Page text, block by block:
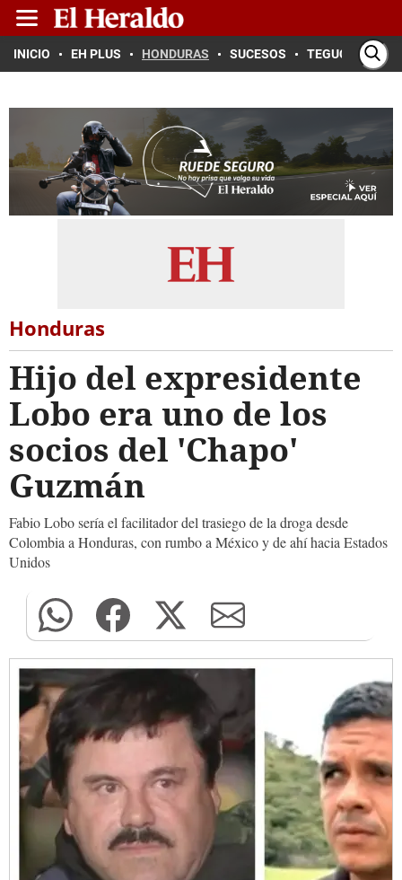
INICIO EH PLUS HONDURAS SUCESOS TEGUCIGALPA
Honduras
Hijo del expresidente
Lobo era uno de los
socios del 'Chapo'
Guzmán
Fabio Lobo sería el facilitador del trasiego de la droga desde
Colombia a Honduras, con rumbo a México y de ahí hacia Estados
Unidos